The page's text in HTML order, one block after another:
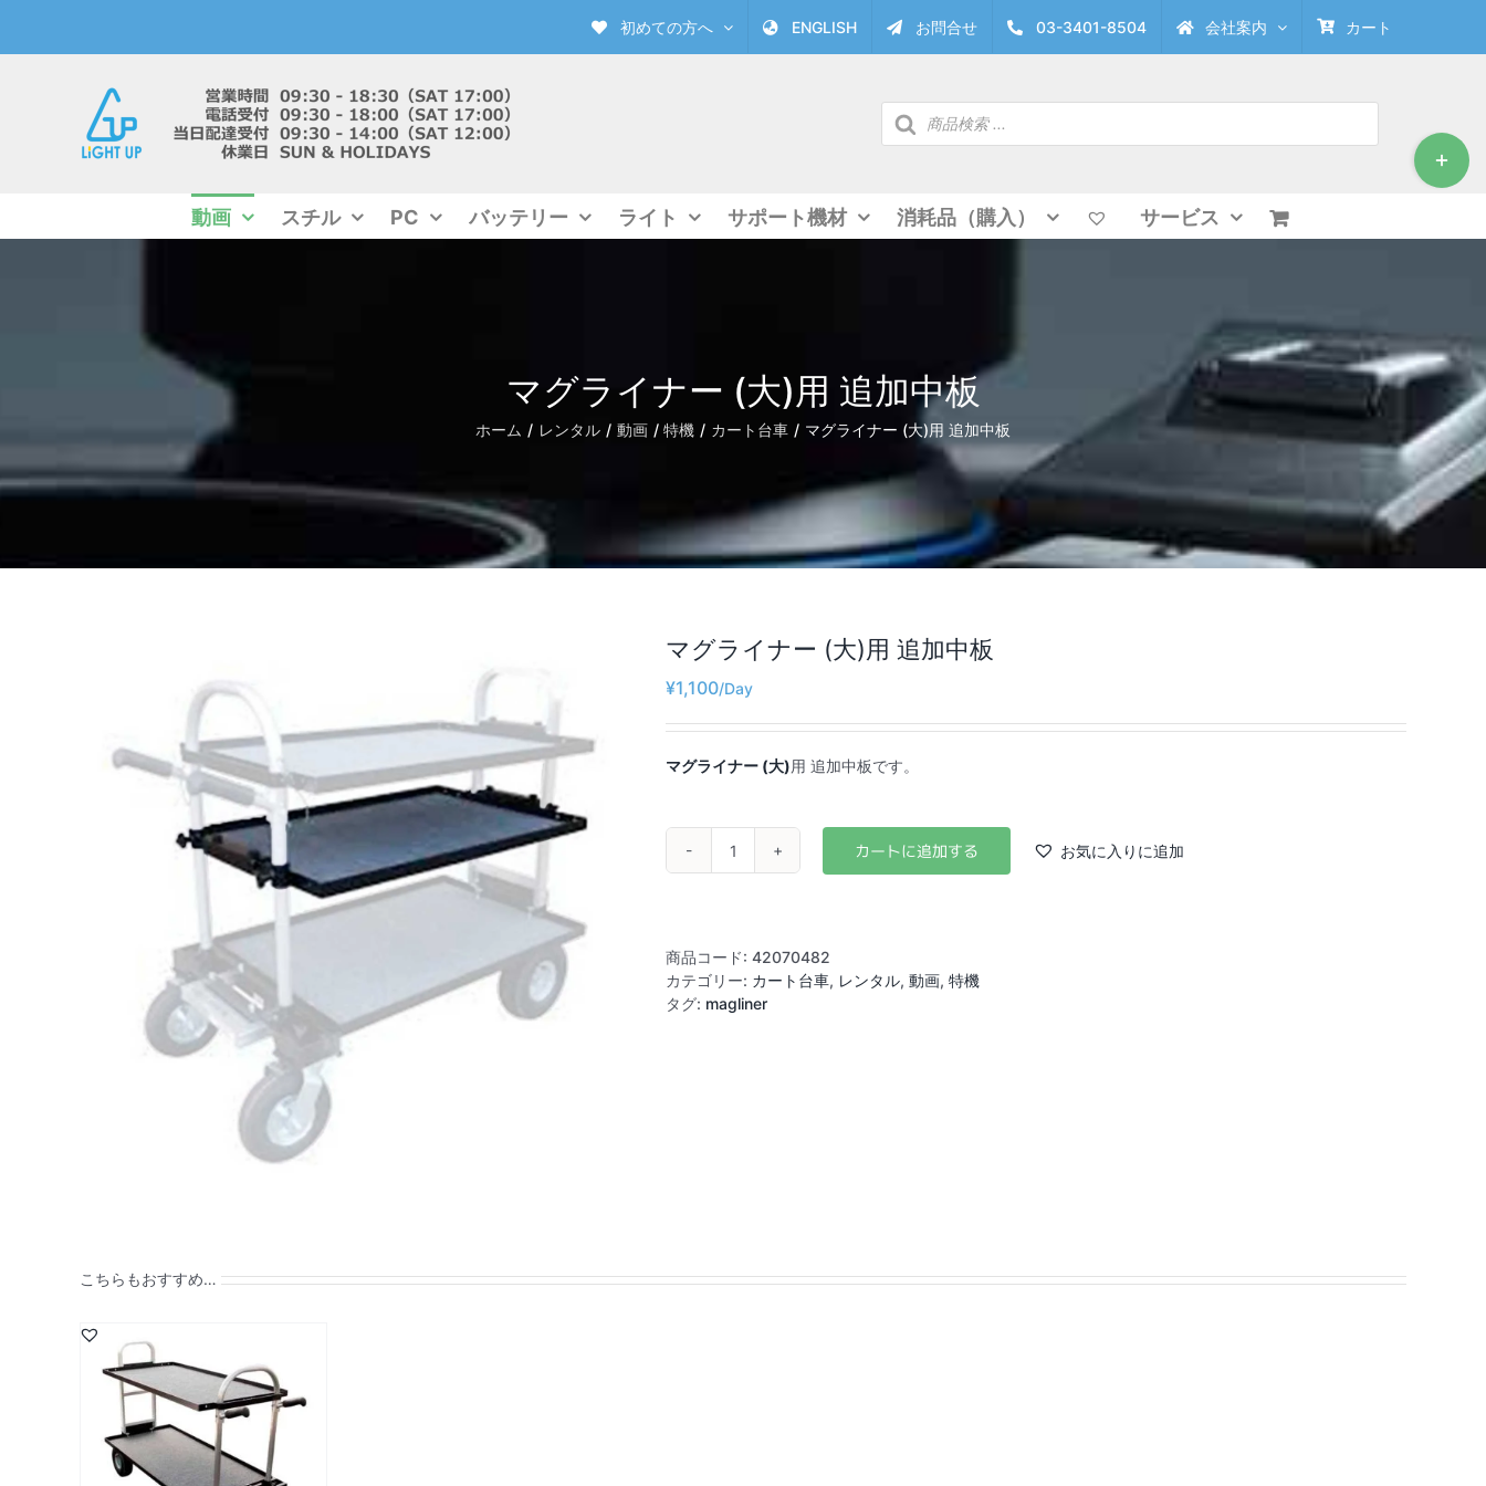
content
初めての方へ ENGLISH お問合せ 03-3401-8504 会社案内 カート
商
品
動画 スチル PC バッテリー ライト サポート機材 消耗品（購入） サービス
マグライナー (大)用 追加中板
ホーム レンタル 動画 特機 カート台車 マグライナー (大)用 追加中板
マグライナー (大)用 追加中板
¥1,100
マグライナー (大)用 追加中板です。
マ
ナ
ー
(大)
お気に入りに追加
商品コード: 42070482
カテゴリー: カート台車, レンタル, 動画, 特機
タグ: magliner
こちらもおすすめ…
Toggle
Sliding
Bar